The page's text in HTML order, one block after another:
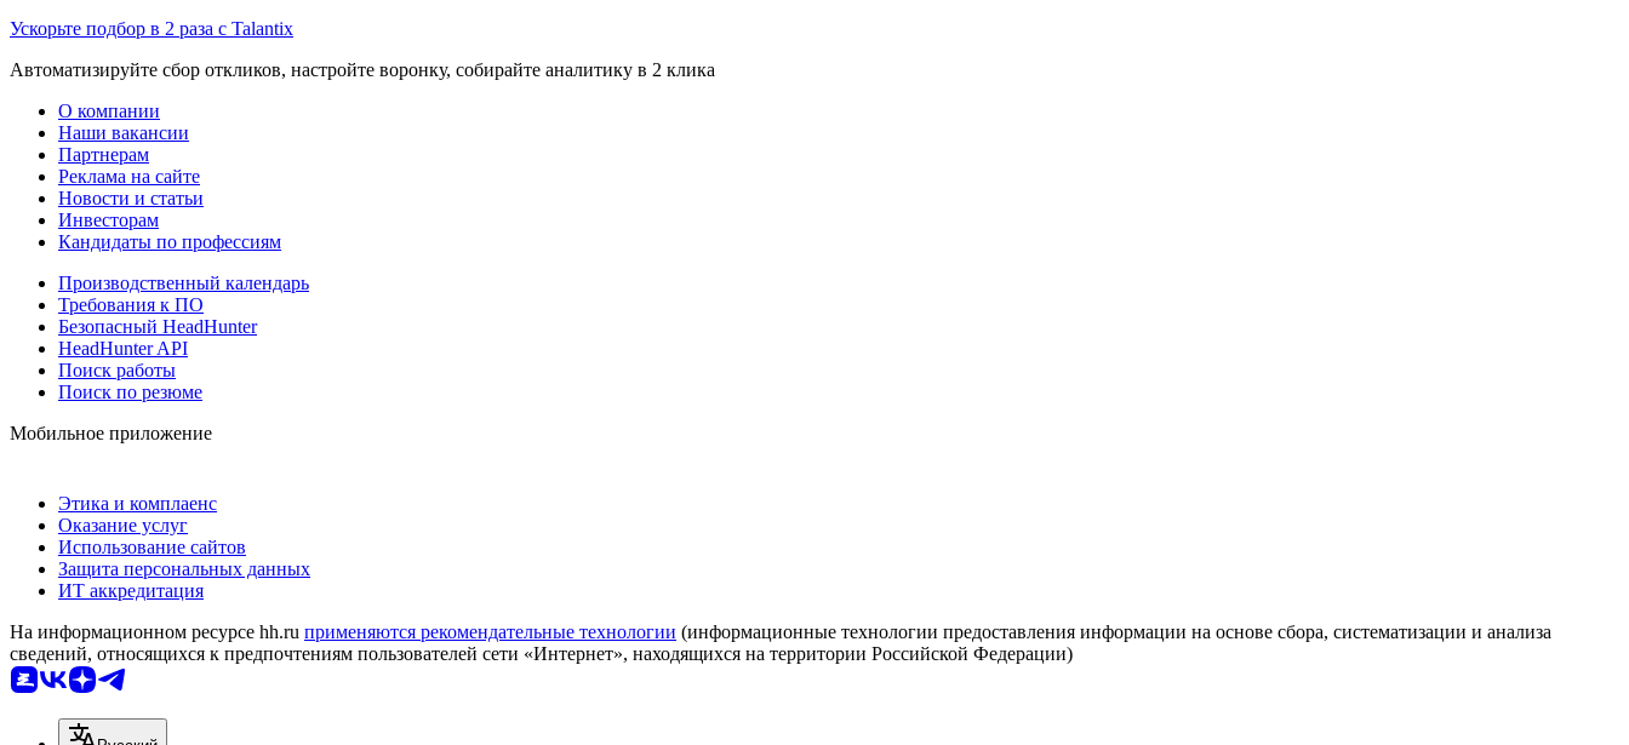
Ускорьте подбор в 2 раза с Talantix
Автоматизируйте сбор откликов, настройте воронку, собирайте аналитику в 2 клика
О компании
Наши вакансии
Партнерам
Реклама на сайте
Новости и статьи
Инвесторам
Кандидаты по профессиям
Производственный календарь
Требования к ПО
Безопасный HeadHunter
HeadHunter API
Поиск работы
Поиск по резюме
Мобильное приложение
Этика и комплаенс
Оказание услуг
Использование сайтов
Защита персональных данных
ИТ аккредитация
На информационном ресурсе hh.ru применяются рекомендательные технологии (информационные технологии предоставления информации на основе сбора, систематизации и анализа
сведений, относящихся к предпочтениям пользователей сети «Интернет», находящихся на территории Российской Федерации)